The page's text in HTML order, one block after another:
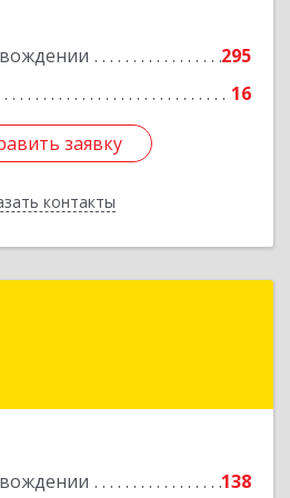
295
16
заявку
контакты
заявку
Назад
138
обл, Липецк г, 50 лет НЛМК